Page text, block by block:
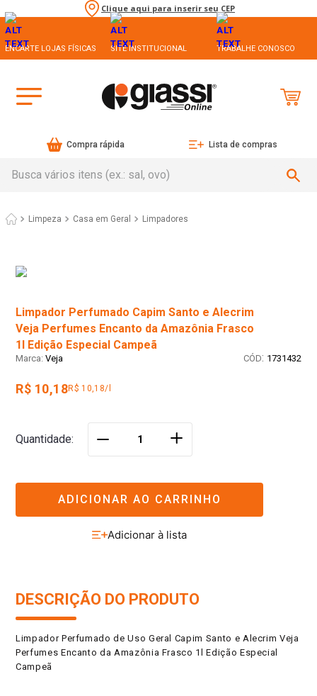
Clique aqui para inserir seu CEP
ENCARTE LOJAS FÍSICAS SITE INSTITUCIONAL TRABALHE CONOSCO
Compra rápida Lista de compras
Limpeza Casa em Geral Limpadores
Limpador Perfumado Capim Santo e Alecrim
Veja Perfumes Encanto da Amazônia Frasco
1l Edição Especial Campeã
Veja : 1731432
R$ 10,18R$ 10,18/l
Quantidade ＋
ADICIONAR AO CARRINHO
DESCRIÇÃO DO PRODUTO
Limpador Perfumado de Uso Geral Capim Santo e Alecrim Veja
Perfumes Encanto da Amazônia Frasco 1l Edição Especial
Campeã